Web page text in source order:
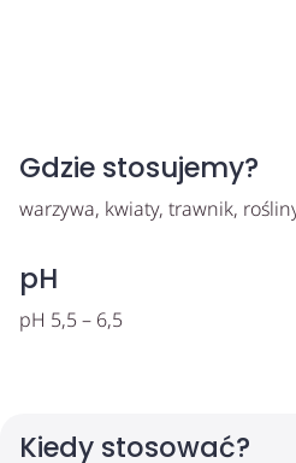
Gdzie stosujemy?
warzywa, kwiaty, trawnik,
pH
pH 5,5 – 6,5
Kiedy stosować?